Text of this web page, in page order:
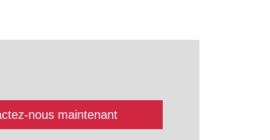
nous maintenant